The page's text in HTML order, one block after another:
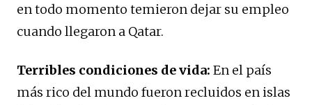
en todo momento temieron dejar su empleo
cuando llegaron a Qatar.
Terribles condiciones de vida: En el país
más rico del mundo fueron recluidos en islas